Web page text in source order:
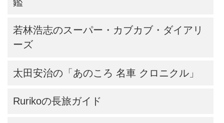
若林浩志のスーパー・カブカブ・ダイアリ
ーズ
太田安治の「あのころ 名車 クロニクル」
Rurikoの長旅ガイド